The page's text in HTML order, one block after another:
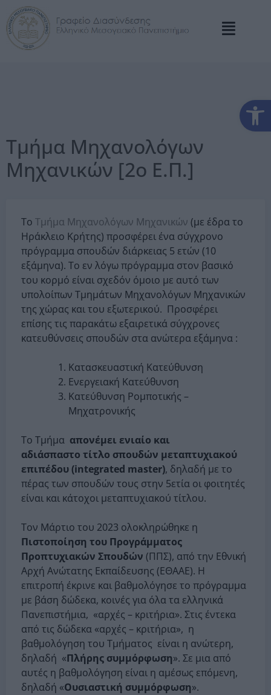
Τμήμα Μηχανολόγων
Μηχανικών [2ο Ε.Π.]
Το Τμήμα Μηχανολόγων Μηχανικών (με έδρα το
Ηράκλειο Κρήτης) προσφέρει ένα σύγχρονο
πρόγραμμα σπουδών διάρκειας 5 ετών (10
εξάμηνα). Το εν λόγω πρόγραμμα στον βασικό
του κορμό είναι σχεδόν όμοιο με αυτό των
υπολοίπων Τμημάτων Μηχανολόγων Μηχανικών
της χώρας και του εξωτερικού. Προσφέρει
επίσης τις παρακάτω εξαιρετικά σύγχρονες
κατευθύνσεις σπουδών στα ανώτερα εξάμηνα :
Κατασκευαστική Κατεύθυνση
Ενεργειακή Κατεύθυνση
Κατεύθυνση Ρομποτικής –
Μηχατρονικής
Το Τμήμα απονέμει ενιαίο και
αδιάσπαστο τίτλο σπουδών μεταπτυχιακού
επιπέδου (integrated master), δηλαδή με το
πέρας των σπουδών τους στην 5ετία οι φοιτητές
είναι και κάτοχοι μεταπτυχιακού τίτλου.
Τον Μάρτιο του 2023 ολοκληρώθηκε η
Πιστοποίηση του Προγράμματος
Προπτυχιακών Σπουδών (ΠΠΣ), από την Εθνική
Αρχή Ανώτατης Εκπαίδευσης (ΕΘΑΑΕ). Η
επιτροπή έκρινε και βαθμολόγησε το πρόγραμμα
με βάση δώδεκα, κοινές για όλα τα ελληνικά
Πανεπιστήμια, «αρχές – κριτήρια». Στις έντεκα
από τις δώδεκα «αρχές – κριτήρια», η
βαθμολόγηση του Τμήματος είναι η ανώτερη,
δηλαδή «Πλήρης συμμόρφωση». Σε μια από
αυτές η βαθμολόγηση είναι η αμέσως επόμενη,
δηλαδή «Ουσιαστική συμμόρφωση».